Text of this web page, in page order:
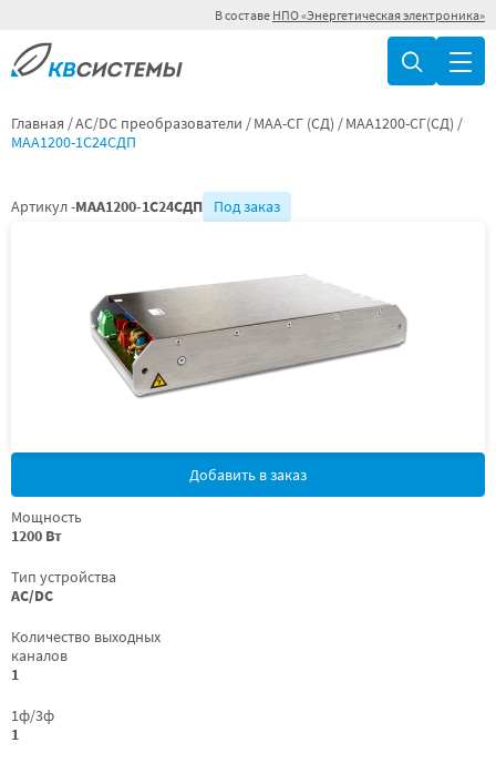
В составе НПО «Энергетическая электроника»
Главная AC/DC преобразователи МАА-СГ (СД)
МАА1200-СГ(СД)
МАА1200-1С24СДП
Артикул -МАА1200-1С24СДП Под заказ
Добавить в заказ
Мощность
1200 Вт
Тип устройства
AC/DC
Количество выходных
каналов
1
1ф/3ф
1